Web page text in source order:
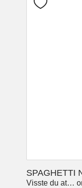
SPAGHETTI
Visste du at…